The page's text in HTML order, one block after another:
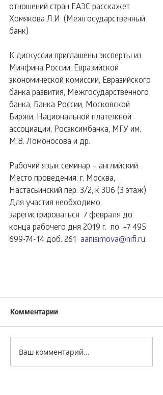
отношений стран ЕАЭС расскажет
Хомякова Л.И. (Межгосударственный
банк)
К дискуссии приглашены эксперты из
Минфина России, Евразийской
экономической комиссии, Евразийского
банка развития, Межгосударственного
банка, Банка России, Московской
Биржи, Национальной платежной
ассоциации, Росэксимбанка, МГУ им.
М.В. Ломоносова и др.
Рабочий язык семинар – английский.
Место проведения: г. Москва,
Настасьинский пер. 3/2, к 306 (3 этаж)
Для участия необходимо
зарегистрироваться  7 февраля до
конца рабочего дня 2019 г.  по  +7 495
699-74-14 доб. 261 aanisimova@nifi.ru
Комментарии
Ваш комментарий...